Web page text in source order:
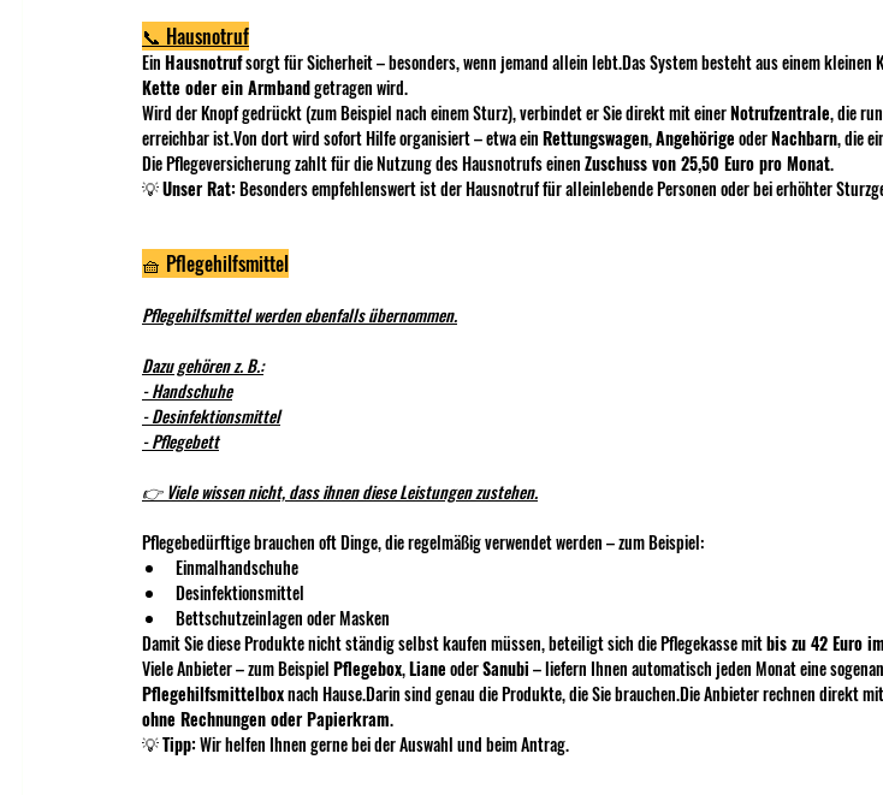
📞 Hausnotruf
Ein Hausnotruf sorgt für Sicherheit – besonders, wenn jemand allein lebt.Das System besteht aus einem kleinen
Kette oder ein Armband getragen wird.
Wird der Knopf gedrückt (zum Beispiel nach einem Sturz), verbindet er Sie direkt mit einer Notrufzentrale, die
erreichbar ist.Von dort wird sofort Hilfe organisiert – etwa ein Rettungswagen, Angehörige oder Nachbarn, die
Die Pflegeversicherung zahlt für die Nutzung des Hausnotrufs einen Zuschuss von 25,50 Euro pro Monat.
💡 Unser Rat: Besonders empfehlenswert ist der Hausnotruf für alleinlebende Personen oder bei erhöhter
🧺 Pflegehilfsmittel
Pflegehilfsmittel werden ebenfalls übernommen.
Dazu gehören z. B.:
- Handschuhe
- Desinfektionsmittel
- Pflegebett
👉 Viele wissen nicht, dass ihnen diese Leistungen zustehen.
Pflegebedürftige brauchen oft Dinge, die regelmäßig verwendet werden – zum Beispiel:
Einmalhandschuhe
Desinfektionsmittel
Bettschutzeinlagen oder Masken
Damit Sie diese Produkte nicht ständig selbst kaufen müssen, beteiligt sich die Pflegekasse mit bis zu 42 Euro
Viele Anbieter – zum Beispiel Pflegebox, Liane oder Sanubi – liefern Ihnen automatisch jeden Monat eine
Pflegehilfsmittelbox nach Hause.Darin sind genau die Produkte, die Sie brauchen.Die Anbieter rechnen direkt
ohne Rechnungen oder Papierkram.
💡 Tipp: Wir helfen Ihnen gerne bei der Auswahl und beim Antrag.